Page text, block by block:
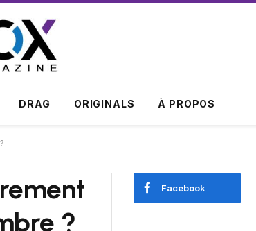
DRAG ORIGINALS À PROPOS
?
Facebook